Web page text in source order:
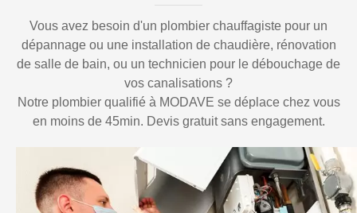
Vous avez besoin d'un plombier chauffagiste pour un
dépannage ou une installation de chaudière, rénovation
de salle de bain, ou un technicien pour le débouchage de
vos canalisations ?
Notre plombier qualifié à MODAVE se déplace chez vous
en moins de 45min. Devis gratuit sans engagement.